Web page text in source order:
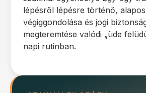
lépésről lépésre történő, alapos
végiggondolása és jogi
megteremtése valódi „üde
napi rutinban.